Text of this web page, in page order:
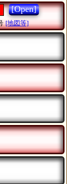
[Open]
[地図等]